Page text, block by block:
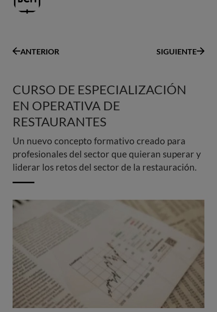
ANTERIOR SIGUIENTE
CURSO DE ESPECIALIZACIÓN
EN OPERATIVA DE
RESTAURANTES
Un nuevo concepto formativo creado para
profesionales del sector que quieran superar y
liderar los retos del sector de la restauración.